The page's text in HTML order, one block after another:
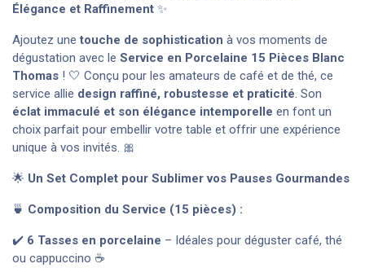
Élégance et Raffinement ✨
Ajoutez unetouche de sophistication à vos moments de
dégustation avec le Service en Porcelaine 15 Pièces Blanc
Thomas ! 🤍 Conçu pour les amateurs de café et de thé, ce
service allie design raffiné, robustesse et praticité. Son
éclat immaculé et son élégance intemporelle en font un
choix parfait pour embellir votre table et offrir une expérience
unique à vos invités. 🎀
🌟 Un Set Complet pour Sublimer vos Pauses Gourmandes
🍵 Composition du Service (15 pièces) :
✔️ 6 Tasses en porcelaine – Idéales pour déguster café, thé
ou cappuccino ☕